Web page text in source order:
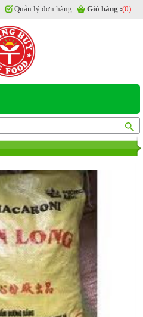
Quản lý đơn hàng Giỏ hàng :(0)